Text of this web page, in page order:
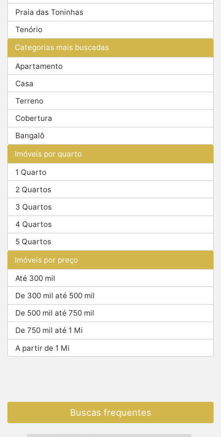
Praia das Toninhas
Tenório
Categorias mais buscadas
Apartamento
Casa
Terreno
Cobertura
Bangalô
Imóveis por quarto
1 Quarto
2 Quartos
3 Quartos
4 Quartos
5 Quartos
Imóveis por preço
Até 300 mil
De 300 mil até 500 mil
De 500 mil até 750 mil
De 750 mil até 1 Mi
A partir de 1 Mi
Buscas frequentes